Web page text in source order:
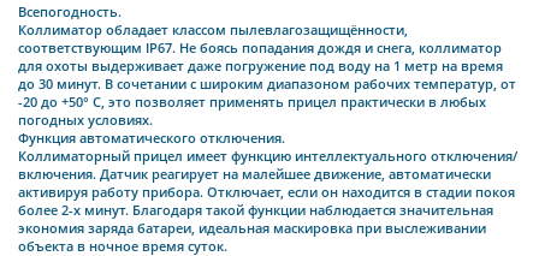
Всепогодность.
Коллиматор обладает классом пылевлагозащищённости,
соответствующим IP67. Не боясь попадания дождя и снега, коллиматор
для охоты выдерживает даже погружение под воду на 1 метр на время
до 30 минут. В сочетании с широким диапазоном рабочих температур, от
-20 до +50° С, это позволяет применять прицел практически в любых
погодных условиях.
Функция автоматического отключения.
Коллиматорный прицел имеет функцию интеллектуального отключения/
включения. Датчик реагирует на малейшее движение, автоматически
активируя работу прибора. Отключает, если он находится в стадии покоя
более 2-х минут. Благодаря такой функции наблюдается значительная
экономия заряда батареи, идеальная маскировка при выслеживании
объекта в ночное время суток.